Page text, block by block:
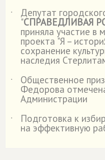
˙
Депутат
"СПРАВЕДЛИВАЯ
приняла участие в
проекта "Я –
сохранение
наследия
˙
Общественное
Федорова
Администрации
˙
Подготовка к
на эффективную